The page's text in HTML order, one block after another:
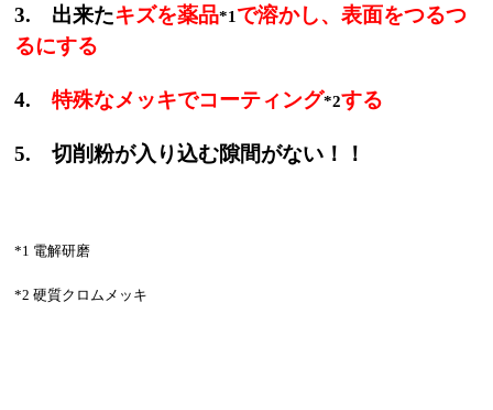
3. 出来たキズを薬品*1で溶かし、表面をつるつ
るにする
4. 特殊なメッキでコーティング*2する
5. 切削粉が入り込む隙間がない！！
*1 電解研磨
*2 硬質クロムメッキ